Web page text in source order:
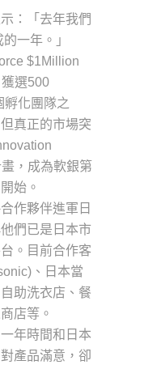
：「去年我們
一年。」
$1Million
選500
孵化團隊之
真正的市場突
，成為軟銀第
始。
作夥伴進軍日
們已是日本市
。目前合作客
、日本當
助洗衣店、餐
店等。
年時間和日本
產品滿意，卻